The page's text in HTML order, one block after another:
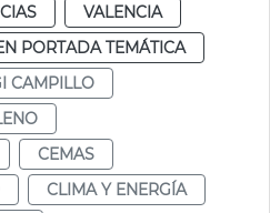
VALENCIA
PORTADA TEMÁTICA
CAMPILLO
CEMAS
CLIMA Y ENERGÍA